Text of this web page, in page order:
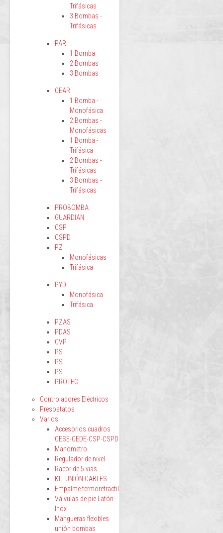
Trifásicas
3 Bombas -
Trifásicas
PAR
1 Bomba
2 Bombas
3 Bombas
CEAR
1 Bomba -
Monofásica
2 Bombas -
Monofásicas
1 Bomba -
Trifásica
2 Bombas -
Trifásicas
3 Bombas -
Trifásicas
PROBOMBA
GUARDIAN
CSP
CSPD
PZ
Monofásicas
Trifásica
PYD
Monofásica
Trifásica
PZAS
PDAS
CVP
PS
PS
PS
PROTEC
Controladores Eléctricos
Presostatos
Varios
Accesorios cuadros
CESE-CEDE-CSP-CSPD
Manometro
Regulador de nivel
Racor de 5 vias
KIT UNIÓN CABLES
Empalme termoretractil
Válvulas de pie Latón-
Inox
Mangueras flexibles
unión bombas